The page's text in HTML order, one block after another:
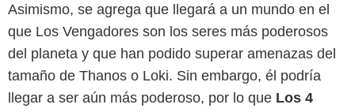
Asimismo, se agrega que llegará a un mundo en el
que Los Vengadores son los seres más poderosos
del planeta y que han podido superar amenazas del
tamaño de Thanos o Loki. Sin embargo, él podría
llegar a ser aún más poderoso, por lo que Los 4